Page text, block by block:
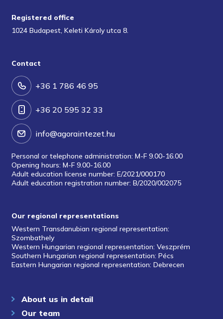
Registered office
1024 Budapest, Keleti Károly utca 8.
Contact
+36 1 786 46 95
+36 20 595 32 33
info@agoraintezet.hu
Personal or telephone administration: M-F 9.00-16.00
Opening hours: M-F 9.00-16.00
Adult education license number: E/2021/000170
Adult education registration number: B/2020/002075
Our regional representations
Western Transdanubian regional representation:
Szombathely
Western Hungarian regional representation: Veszprém
Southern Hungarian regional representation: Pécs
Eastern Hungarian regional representation: Debrecen
About us in detail
Our team